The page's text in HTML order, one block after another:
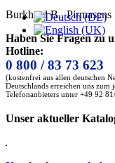
Burkhard B., Pirmasens
Haben Sie Fragen zu
Hotline:
0 800 / 83 73 623
(kostenfrei aus allen deutschen
Deutschlands erreichen uns zum
Telefonanbieters unter +49 92
Unser aktueller